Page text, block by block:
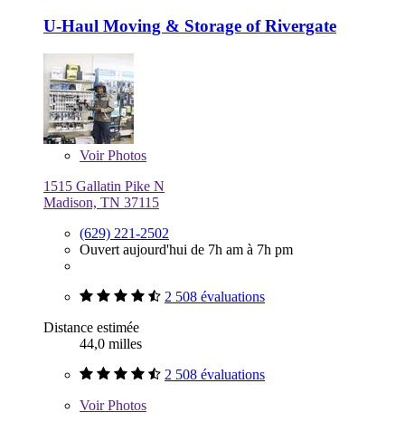
U-Haul Moving & Storage of Rivergate
VoirPhotos
1515 Gallatin Pike N
Madison, TN 37115
(629) 221-2502
Ouvert aujourd'hui de 7h am à 7h pm
2 508 évaluations
Distance estimée
44,0 milles
2 508 évaluations
VoirPhotos